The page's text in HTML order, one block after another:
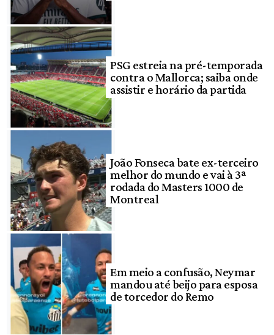
PSG estreia na pré-temporada
contra o Mallorca; saiba onde
assistir e horário da partida
João Fonseca bate ex-terceiro
melhor do mundo e vai à 3ª
rodada do Masters 1000 de
Montreal
Em meio a confusão, Neymar
mandou até beijo para esposa
de torcedor do Remo